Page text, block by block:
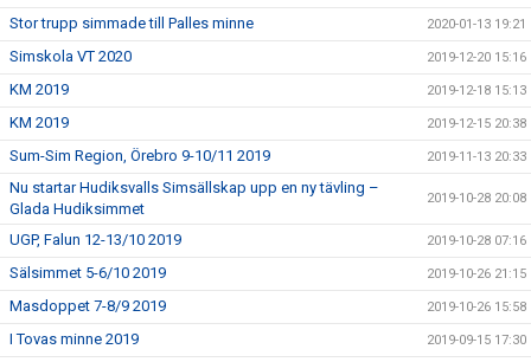
Stor trupp simmade till Palles minne 2020-01-13 19:21
Simskola VT 2020 2019-12-20 15:16
KM 2019 2019-12-18 15:13
KM 2019 2019-12-15 20:38
Sum-Sim Region, Örebro 9-10/11 2019 2019-11-13 20:33
Nu startar Hudiksvalls Simsällskap upp en ny tävling –
Glada Hudiksimmet
2019-10-28 20:08
UGP, Falun 12-13/10 2019 2019-10-28 07:16
Sälsimmet 5-6/10 2019 2019-10-26 21:15
Masdoppet 7-8/9 2019 2019-10-26 15:58
I Tovas minne 2019 2019-09-15 17:30